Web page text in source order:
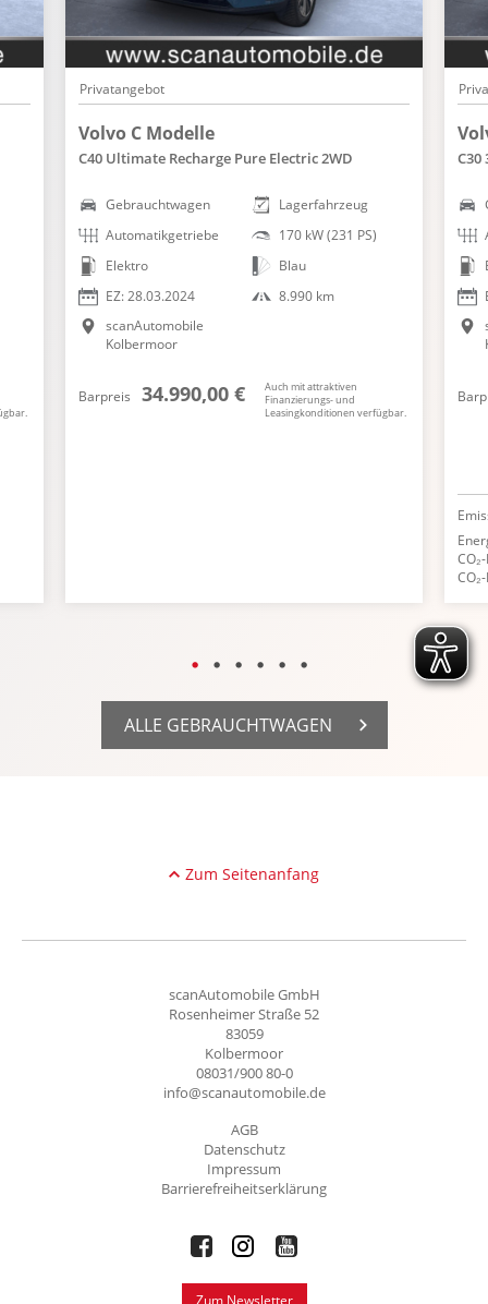
Wegfahrsperre
Winterpaket
Zentralver. mit Fernbedienung
Privatangebot
Volvo C Modelle
C40 Ultimate Recharge Pure Electric 2WD
Gebrauchtwagen
Automatikgetriebe
Elektro
EZ: 28.03.2024
scanAutomobile
Kolbermoor
Lagerfahrzeug
170 kW (231 PS)
Blau
8.990 km
Barpreis 34.990,00 €
Auch mit attraktiven
Finanzierungs- und
Leasingkonditionen verfügbar.
ALLE GEBRAUCHTWAGEN
Zum Seitenanfang
scanAutomobile GmbH
Rosenheimer Straße 52
83059
Kolbermoor
08031/900 80-0
info@scanautomobile.de
AGB
Datenschutz
Impressum
Barrierefreiheitserklärung